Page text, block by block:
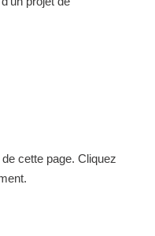
cette page. Cliquez